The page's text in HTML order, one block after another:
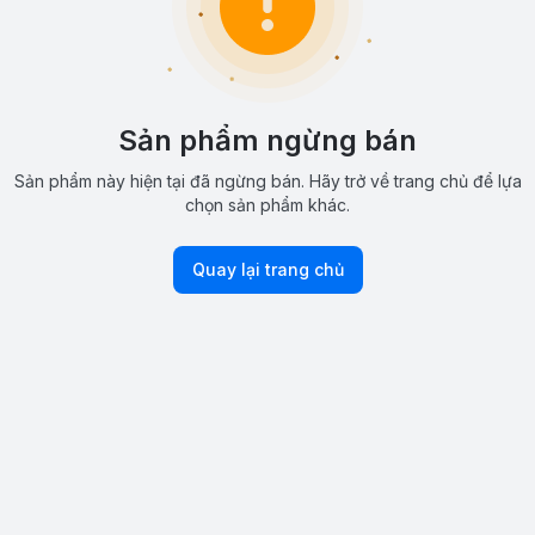
Sản phẩm ngừng bán
Sản phẩm này hiện tại đã ngừng bán. Hãy trở về trang chủ để lựa
chọn sản phẩm khác.
Quay lại trang chủ